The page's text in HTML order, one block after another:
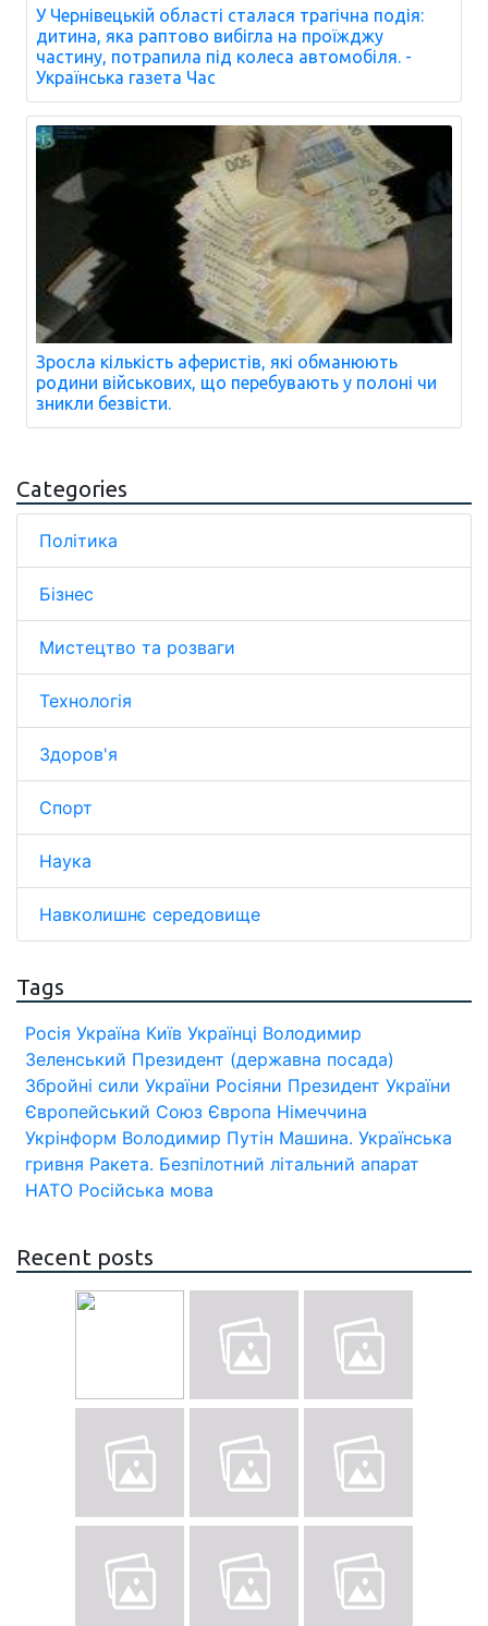
У Чернівецькій області сталася трагічна подія:
дитина, яка раптово вибігла на проїжджу
частину, потрапила під колеса автомобіля. -
Українська газета Час
Зросла кількість аферистів, які обманюють
родини військових, що перебувають у полоні чи
зникли безвісти.
Categories
Політика
Бізнес
Мистецтво та розваги
Технологія
Здоров'я
Спорт
Наука
Навколишнє середовище
Tags
Росія Україна Київ Українці Володимир
Зеленський Президент (державна посада)
Збройні сили України Росіяни Президент України
Європейський Союз Європа Німеччина
Укрінформ Володимир Путін Машина. Українська
гривня Ракета. Безпілотний літальний апарат
НАТО Російська мова
Recent posts